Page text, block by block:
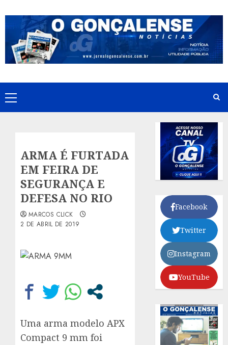
to
content
Primary
Menu
ARMA É FURTADA
EM FEIRA DE
SEGURANÇA E
DEFESA NO RIO
MARCOS CLICK
2 DE ABRIL DE 2019
Uma arma modelo APX
Compact 9 mm foi
Facebook
Twitter
Instagram
YouTube